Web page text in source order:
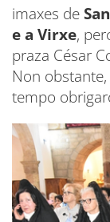
imaxes de
e a Virxe,
praza César
Non
tempo